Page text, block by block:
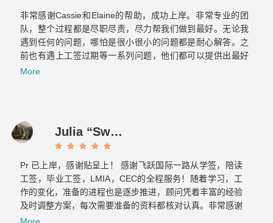
非常感谢Cassie和Elaine的帮助，成功上岸。非常专业的团
队，整个过程都是尽职尽责，尽力帮我们做到最好。无论我
遇到任何的问题，哪怕是很小很小的问题都是耐心解答。之
前也有遇上工签过期等一系列问题，他们都可以提供出最好
的方案，提前做好各种应对的准备，绝对是不可多得的好团
More
Julia “Sweet tooth” J
Pr 已上岸，感谢贴呈上！ 感谢飞跃国际一路从学签，陪读
工签，毕业工签，LMIA，CEC的全程服务！随着学习，工
作的变化，准备的进程也是逐步推进，顾问凭着丰富的经验
及时调整方案，每次需要准备的资料都核对认真。非常感谢
Cassie 和 Elaine…...
More